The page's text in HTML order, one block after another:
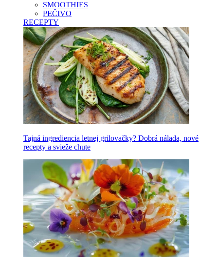
SMOOTHIES
PEČIVO
RECEPTY
Tajná ingrediencia letnej grilovačky? Dobrá nálada, nové
recepty a svieže chute